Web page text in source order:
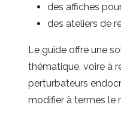
des affiches
des ateliers de
Le guide offre une
thématique, voire à
perturbateurs
modifier à termes le